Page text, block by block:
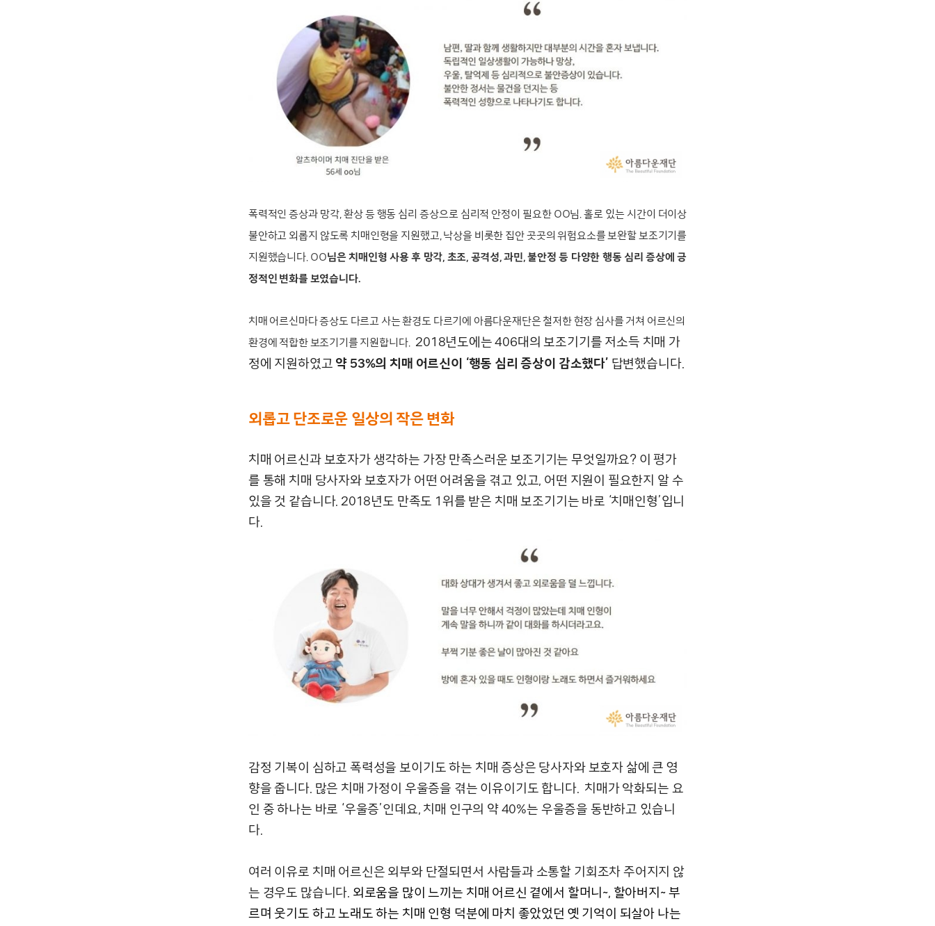
폭력적인 증상과 망각, 환상 등 행동 심리 증상으로 심리적 안정이 필요한 OO님. 홀로 있는 시간이 더이상
불안하고 외롭지 않도록 치매인형을 지원했고, 낙상을 비롯한 집안 곳곳의 위험요소를 보완할 보조기기를
지원했습니다. OO님은 치매인형 사용 후 망각, 초조, 공격성, 과민, 불안정 등 다양한 행동 심리 증상에 긍
정적인 변화를 보였습니다.
치매 어르신마다 증상도 다르고 사는 환경도 다르기에 아름다운재단은 철저한 현장 심사를 거쳐 어르신의
환경에 적합한 보조기기를 지원합니다. 2018년도에는 406대의 보조기기를 저소득 치매 가
정에 지원하였고 약 53%의 치매 어르신이 ‘행동 심리 증상이 감소했다’ 답변했습니다.
외롭고 단조로운 일상의 작은 변화
치매 어르신과 보호자가 생각하는 가장 만족스러운 보조기기는 무엇일까요? 이 평가
를 통해 치매 당사자와 보호자가 어떤 어려움을 겪고 있고, 어떤 지원이 필요한지 알 수
있을 것 같습니다. 2018년도 만족도 1위를 받은 치매 보조기기는 바로 ‘치매인형’입니
다.
감정 기복이 심하고 폭력성을 보이기도 하는 치매 증상은 당사자와 보호자 삶에 큰 영
향을 줍니다. 많은 치매 가정이 우울증을 겪는 이유이기도 합니다. 치매가 악화되는 요
인 중 하나는 바로 ‘우울증’인데요, 치매 인구의 약 40%는 우울증을 동반하고 있습니
다.
여러 이유로 치매 어르신은 외부와 단절되면서 사람들과 소통할 기회조차 주어지지 않
는 경우도 많습니다. 외로움을 많이 느끼는 치매 어르신 곁에서 할머니~, 할아버지~ 부
르며 웃기도 하고 노래도 하는 치매 인형 덕분에 마치 좋았었던 옛 기억이 되살아 나는